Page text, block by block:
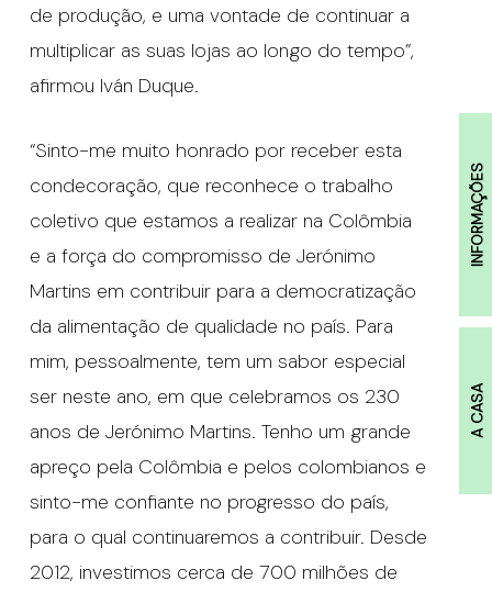
INFORMAÇÕES
A CASA
de produção, e uma vontade de continuar a
multiplicar as suas lojas ao longo do tempo”,
afirmou Iván Duque.
“Sinto-me muito honrado por receber esta
condecoração, que reconhece o trabalho
coletivo que estamos a realizar na Colômbia
e a força do compromisso de Jerónimo
Martins em contribuir para a democratização
da alimentação de qualidade no país. Para
mim, pessoalmente, tem um sabor especial
ser neste ano, em que celebramos os 230
anos de Jerónimo Martins. Tenho um grande
apreço pela Colômbia e pelos colombianos e
sinto-me confiante no progresso do país,
para o qual continuaremos a contribuir. Desde
2012, investimos cerca de 700 milhões de